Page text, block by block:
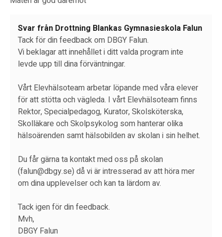
Svar från Drottning Blankas Gymnasieskola Falun
Tack för din feedback om DBGY Falun.
Vi beklagar att innehållet i ditt valda program inte
levde upp till dina förväntningar.
Vårt Elevhälsoteam arbetar löpande med våra elever
för att stötta och vägleda. I vårt Elevhälsoteam finns
Rektor, Specialpedagog, Kurator, Skolsköterska,
Skolläkare och Skolpsykolog som hanterar olika
hälsoärenden samt hälsobilden av skolan i sin helhet.
Du får gärna ta kontakt med oss på skolan
(falun@dbgy.se) då vi är intresserad av att höra mer
om dina upplevelser och kan ta lärdom av.
Tack igen för din feedback.
Mvh,
DBGY Falun